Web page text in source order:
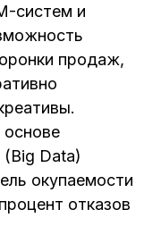
систем и
продаж,
Data)
окупаемости
отказов